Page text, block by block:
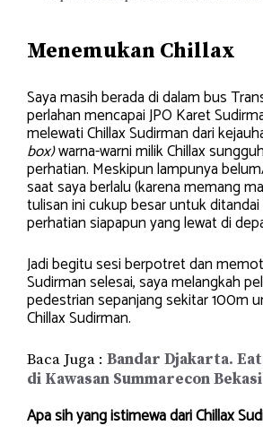
Menemukan Chillax
Saya masih berada di dalam bus
perlahan mencapai JPO Karet
melewati Chillax Sudirman dari
box)warna-warni milik Chillax
perhatian. Meskipun lampunya
saat saya berlalu (karena memang
tulisan ini cukup besar untuk
perhatian siapapun yang lewat di
Jadi begitu sesi berpotret dan
Sudirman selesai, saya melangkah
pedestrian sepanjang sekitar 100m
Chillax Sudirman.
Baca Juga : Bandar Djakarta.
di Kawasan Summarecon Bekasi
Apa sih yang istimewa dari Chillax